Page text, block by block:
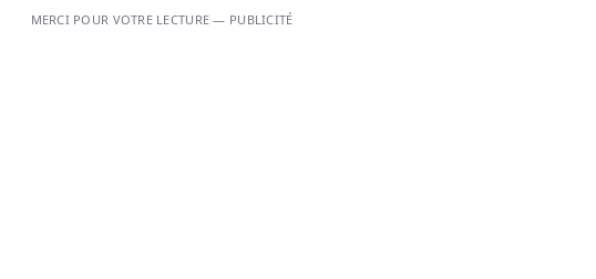
MERCI POUR VOTRE LECTURE — PUBLICITÉ